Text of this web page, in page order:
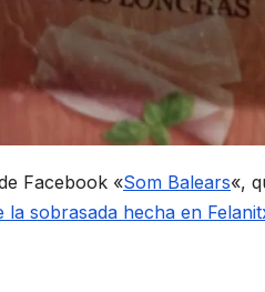
Facebook «Som Balears«,
la sobrasada hecha en